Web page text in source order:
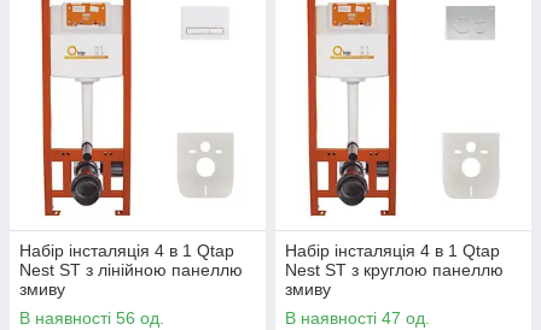
Набір інсталяція 4 в 1 Qtap
Nest ST з лінійною панеллю
змиву
QT0133M425M08V1384W
В наявності 56 од.
Набір інсталяція 4 в 1 Qtap
Nest ST з круглою панеллю
змиву
QT0133M425M11111SAT
В наявності 47 од.